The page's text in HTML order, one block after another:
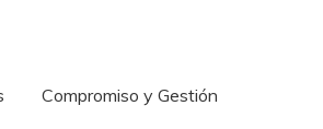
Compromiso y Gestión